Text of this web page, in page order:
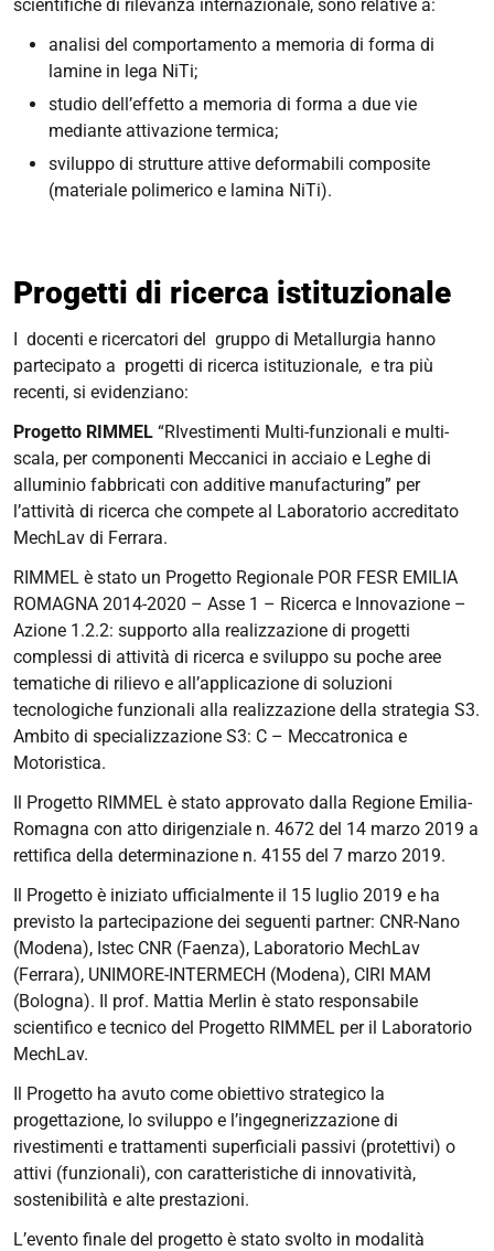
scientifiche di rilevanza internazionale, sono relative a:
analisi del comportamento a memoria di forma di
lamine in lega NiTi;
studio dell’effetto a memoria di forma a due vie
mediante attivazione termica;
sviluppo di strutture attive deformabili composite
(materiale polimerico e lamina NiTi).
Progetti di ricerca istituzionale
I docenti e ricercatori del gruppo di Metallurgia hanno
partecipato a progetti di ricerca istituzionale, e tra più
recenti, si evidenziano:
Progetto RIMMEL “RIvestimenti Multi-funzionali e multi-
scala, per componenti Meccanici in acciaio e Leghe di
alluminio fabbricati con additive manufacturing” per
l’attività di ricerca che compete al Laboratorio accreditato
MechLav di Ferrara.
RIMMEL è stato un Progetto Regionale POR FESR EMILIA
ROMAGNA 2014-2020 – Asse 1 – Ricerca e Innovazione –
Azione 1.2.2: supporto alla realizzazione di progetti
complessi di attività di ricerca e sviluppo su poche aree
tematiche di rilievo e all’applicazione di soluzioni
tecnologiche funzionali alla realizzazione della strategia S3.
Ambito di specializzazione S3: C – Meccatronica e
Motoristica.
Il Progetto RIMMEL è stato approvato dalla Regione Emilia-
Romagna con atto dirigenziale n. 4672 del 14 marzo 2019 a
rettifica della determinazione n. 4155 del 7 marzo 2019.
Il Progetto è iniziato ufficialmente il 15 luglio 2019 e ha
previsto la partecipazione dei seguenti partner: CNR-Nano
(Modena), Istec CNR (Faenza), Laboratorio MechLav
(Ferrara), UNIMORE-INTERMECH (Modena), CIRI MAM
(Bologna). Il prof. Mattia Merlin è stato responsabile
scientifico e tecnico del Progetto RIMMEL per il Laboratorio
MechLav.
Il Progetto ha avuto come obiettivo strategico la
progettazione, lo sviluppo e l’ingegnerizzazione di
rivestimenti e trattamenti superficiali passivi (protettivi) o
attivi (funzionali), con caratteristiche di innovatività,
sostenibilità e alte prestazioni.
L’evento finale del progetto è stato svolto in modalità